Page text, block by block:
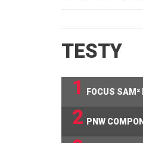
TESTY
1
FOCUS
2 PNW